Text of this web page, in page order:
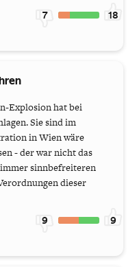
7 18
Explosion hat bei
Sie sind im
in Wien wäre
- der war nicht das
sinnbefreiteren
dieser
9 9